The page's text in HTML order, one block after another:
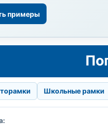
примеры
Школьные рамки